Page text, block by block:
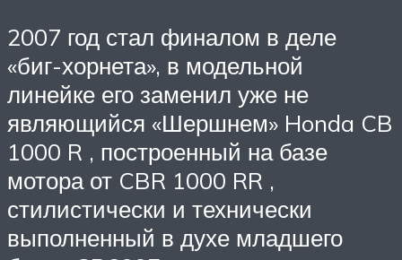
2007 год стал финалом в деле
«биг-хорнета», в модельной
линейке его заменил уже не
являющийся «Шершнем» Honda CB
1000 R , построенный на базе
мотора от CBR 1000 RR ,
стилистически и технически
выполненный в духе младшего